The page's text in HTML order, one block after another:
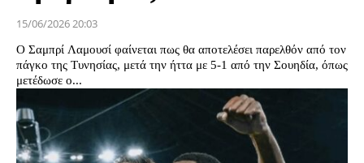
15/06/2026 20:03
Ο Σαμπρί Λαμουσί φαίνεται πως θα αποτελέσει παρελθόν από τον
πάγκο της Τυνησίας, μετά την ήττα με 5-1 από την Σουηδία, όπως
μετέδωσε ο...